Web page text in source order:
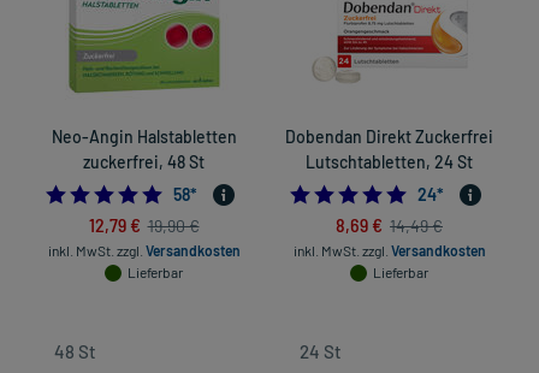
Neo-Angin Halstabletten
zuckerfrei, 48 St
4.948275862068965
58*
12,79 € 19,90 €
inkl. MwSt. zzgl. Versandkosten
Lieferbar
Dobendan Direkt Zuckerfrei
Lutschtabletten, 24 St
4.875
24*
8,69 € 14,49 €
inkl. MwSt. zzgl. Versandkosten
Lieferbar